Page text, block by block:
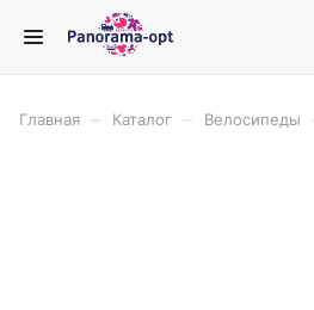
Главная Каталог Велосипеды